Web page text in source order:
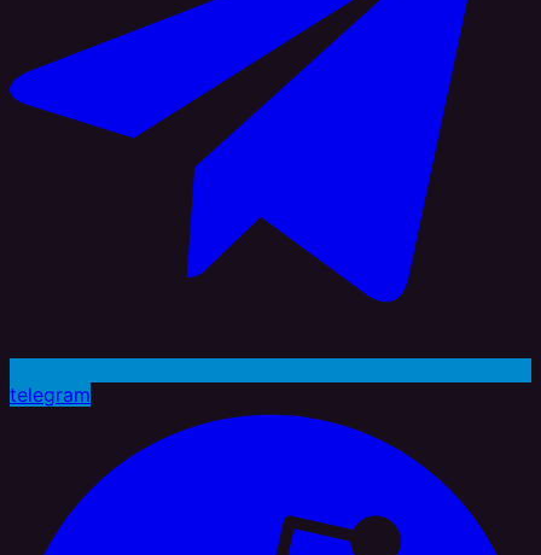
telegram